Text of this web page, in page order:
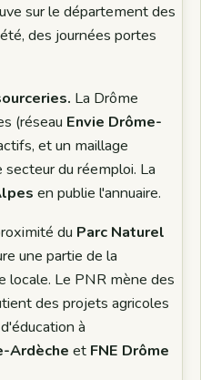
sur le département des
des journées portes
La Drôme
(réseau Envie Drôme-
et un maillage
secteur du réemploi. La
en publie l'annuaire.
du Parc Naturel
une partie de la
locale. Le PNR mène des
des projets agricoles
à
Ardèche et FNE Drôme